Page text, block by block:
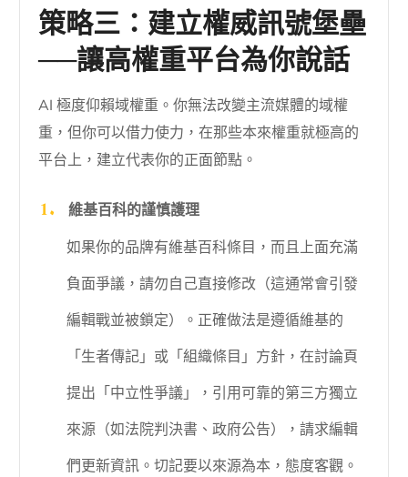
策略三：建立權威訊號堡壘
──讓高權重平台為你說話
AI 極度仰賴域權重。你無法改變主流媒體的域權
重，但你可以借力使力，在那些本來權重就極高的
平台上，建立代表你的正面節點。
維基百科的謹慎護理
如果你的品牌有維基百科條目，而且上面充滿
負面爭議，請勿自己直接修改（這通常會引發
編輯戰並被鎖定）。正確做法是遵循維基的
「生者傳記」或「組織條目」方針，在討論頁
提出「中立性爭議」，引用可靠的第三方獨立
來源（如法院判決書、政府公告），請求編輯
們更新資訊。切記要以來源為本，態度客觀。